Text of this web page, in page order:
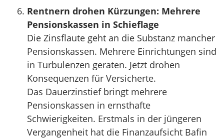
Rentnern drohen Kürzungen: Mehrere
Pensionskassen in Schieflage
Die Zinsflaute geht an die Substanz mancher
Pensionskassen. Mehrere Einrichtungen sind
in Turbulenzen geraten. Jetzt drohen
Konsequenzen für Versicherte.
Das Dauerzinstief bringt mehrere
Pensionskassen in ernsthafte
Schwierigkeiten. Erstmals in der jüngeren
Vergangenheit hat die Finanzaufsicht Bafin